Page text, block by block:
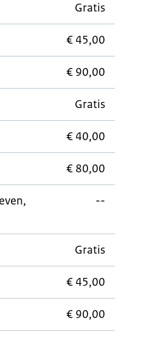
Gratis
€ 45,00
€ 90,00
Gratis
€ 40,00
€ 80,00
--
Gratis
€ 45,00
€ 90,00